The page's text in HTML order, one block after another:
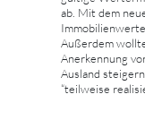
ab. Mit dem
Außerdem
Anerkennung
Ausland
“teilweise